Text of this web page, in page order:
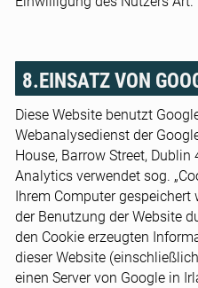
8.EINSATZ VON
Diese Website benutzt
Webanalysedienst der
House, Barrow Street, Dublin
Analytics verwendet sog.
Ihrem Computer
der Benutzung der Website
den Cookie erzeugten
dieser Website
einen Server von Google in